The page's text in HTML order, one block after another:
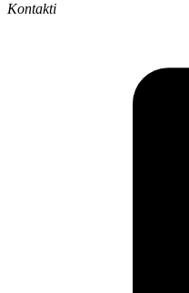
Kontakti